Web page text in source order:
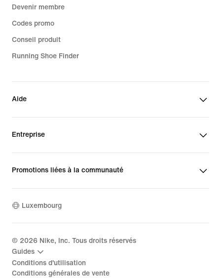
Devenir membre
Codes promo
Conseil produit
Running Shoe Finder
Aide
Entreprise
Promotions liées à la communauté
Luxembourg
© 2026 Nike, Inc. Tous droits réservés
Guides
Conditions d'utilisation
Conditions générales de vente